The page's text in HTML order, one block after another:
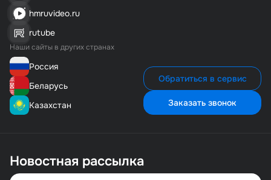
hmruvideo.ru
rutube
Наши сайты в других странах
Россия
Беларусь
Казахстан
Обратиться в сервис
Заказать звонок
Новостная рассылка